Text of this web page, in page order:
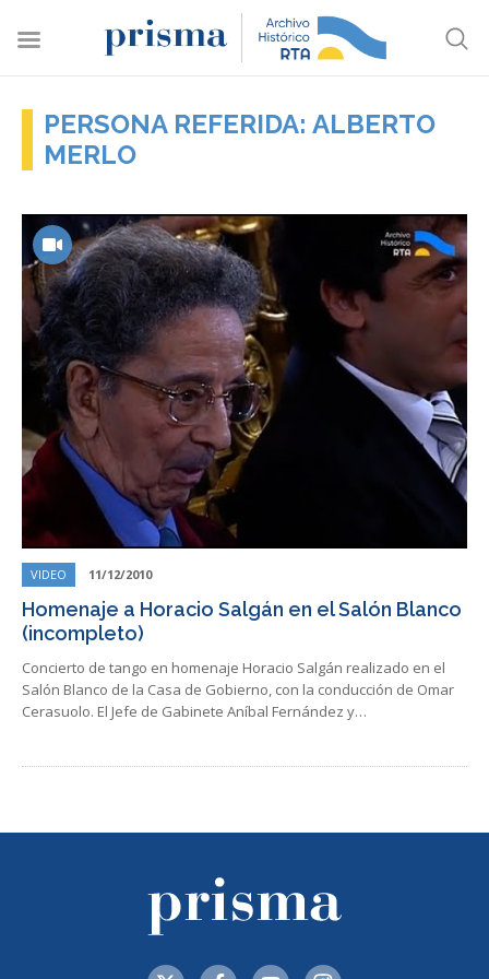
PERSONA REFERIDA: ALBERTO
MERLO
VIDEO 11/12/2010
Homenaje a Horacio Salgán en el Salón Blanco
(incompleto)
Concierto de tango en homenaje Horacio Salgán realizado en el
Salón Blanco de la Casa de Gobierno, con la conducción de Omar
Cerasuolo. El Jefe de Gabinete Aníbal Fernández y…